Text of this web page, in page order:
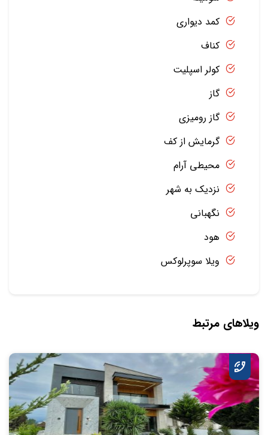
کمد دیواری
کناف
کولر اسپلیت
گاز
گاز رومیزی
گرمایش از کف
محیطی آرام
نزدیک به شهر
نگهبانی
هود
ویلا سوپرلوکس
ویلاهای مرتبط